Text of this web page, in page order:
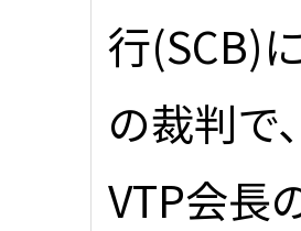
行(SCB)
の裁判で
VTP会長